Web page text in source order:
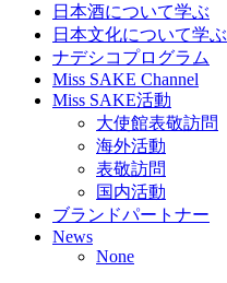
日本酒について学ぶ
日本文化について学ぶ
ナデシコプログラム
Miss SAKE Channel
Miss SAKE活動
大使館表敬訪問
海外活動
表敬訪問
国内活動
ブランドパートナー
News
None